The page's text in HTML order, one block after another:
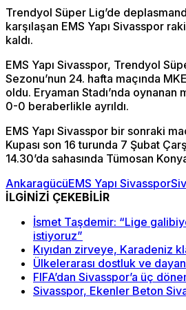
Trendyol Süper Lig’de
karşılaşan EMS Yapı Sivasspor
kaldı.
EMS Yapı Sivasspor, Trendyol
Sezonu’nun 24. hafta maçında
oldu. Eryaman Stadı’nda
0-0 beraberlikle ayrıldı.
EMS Yapı Sivasspor bir sonraki
Kupası son 16 turunda 7 Şubat
14.30’da sahasında Tümosan
AnkaragücüEMS Yapı Sivasspor
İLGİNİZİ ÇEKEBİLİR
İsmet Taşdemir: “Lige
istiyoruz”
Kıyıdan zirveye, Karadeniz
Ülkelerarası dostluk ve
FIFA’dan Sivasspor’a üç
Sivasspor, Ekenler Beton